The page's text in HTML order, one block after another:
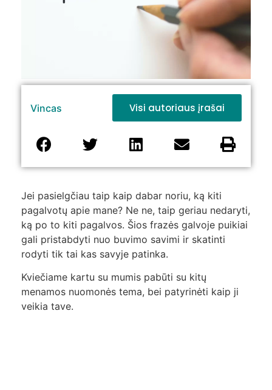
Vincas Visi autoriaus įrašai
Jei pasielgčiau taip kaip dabar noriu, ką kiti
pagalvotų apie mane? Ne ne, taip geriau nedaryti,
ką po to kiti pagalvos. Šios frazės galvoje puikiai
gali pristabdyti nuo buvimo savimi ir skatinti
rodyti tik tai kas savyje patinka.
Kviečiame kartu su mumis pabūti su kitų
menamos nuomonės tema, bei patyrinėti kaip ji
veikia tave.